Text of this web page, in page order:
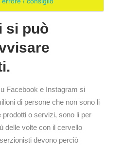
si può
Facebook e Instagram si
di persone che non sono li
prodotti o servizi, sono li per
delle volte con il cervello
devono perciò